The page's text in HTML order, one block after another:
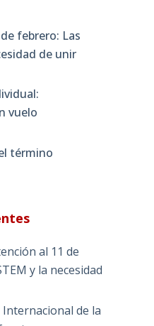
febrero: Las
de unir
vuelo
término
al 11 de
y la necesidad
Internacional de la